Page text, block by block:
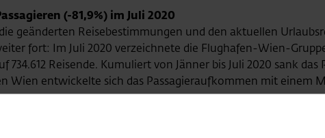
(-81,9%) im Juli 2020
geänderten Reisebestimmungen und den aktuellen
fort: Im Juli 2020 verzeichnete die Flughafen-Wien-
734.612 Reisende. Kumuliert von Jänner bis Juli 2020 sank
Wien entwickelte sich das Passagieraufkommen mit einem
im Juli 2020